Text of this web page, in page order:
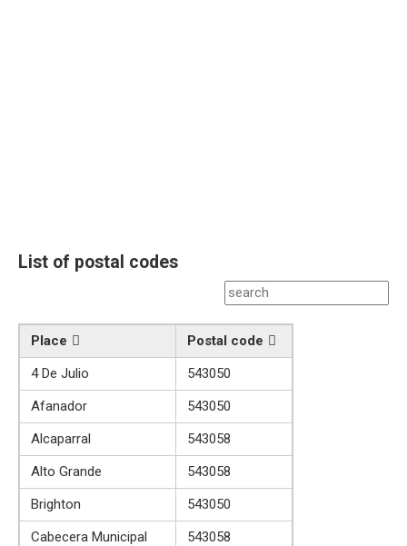
List of postal codes
Place
Postal code
4 De Julio
543050
Afanador
543050
Alcaparral
543058
Alto Grande
543058
Brighton
543050
Cabecera Municipal
543058